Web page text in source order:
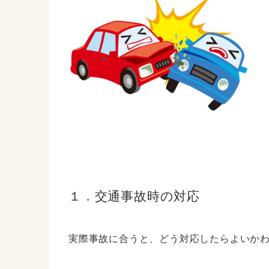
１．交通事故時の対応
実際事故に合うと、どう対応したらよいか